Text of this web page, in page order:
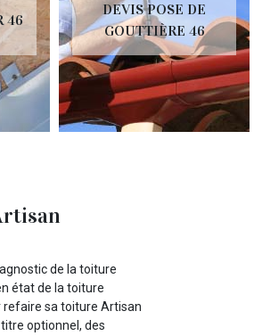
46
DEVIS POSE DE
GOUTTIÈRE 46
de la toiture
état de la toiture
refaire sa toiture Artisan
optionnel, des